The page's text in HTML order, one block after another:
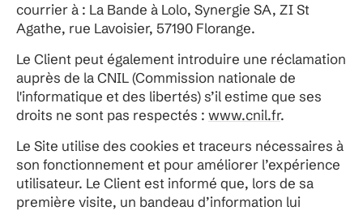
courrier à : La Bande à Lolo, Synergie SA, ZI St
Agathe, rue Lavoisier, 57190 Florange.
Le Client peut également introduire une réclamation
auprès de la CNIL (Commission nationale de
l'informatique et des libertés) s’il estime que ses
droits ne sont pas respectés : www.cnil.fr.
Le Site utilise des cookies et traceurs nécessaires à
son fonctionnement et pour améliorer l’expérience
utilisateur. Le Client est informé que, lors de sa
première visite, un bandeau d’information lui